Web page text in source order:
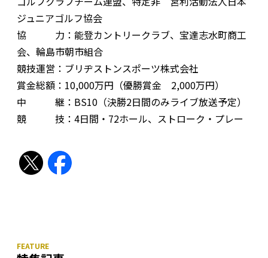
ジュニアゴルフ協会
協 力：能登カントリークラブ、宝達志水町商工
会、輪島市朝市組合
競技運営：ブリヂストンスポーツ株式会社
賞金総額：10,000万円（優勝賞金 2,000万円）
中 継：BS10（決勝2日間のみライブ放送予定）
競 技：4日間・72ホール、ストローク・プレー